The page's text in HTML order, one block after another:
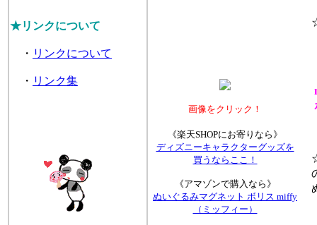
☆
画像をクリック！
《楽天SHOPにお寄りなら》
ディズニーキャラクターグッズを
買うならここ！
《アマゾンで購入なら》
ぬいぐるみマグネット ボリス miffy
（ミッフィー）
★リンクについて
・ リンクについて
・ リンク集